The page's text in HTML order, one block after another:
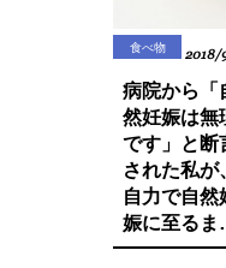
食べ物 2018/
病院から「
然妊娠は無
です」と断
された私が
自力で自然
娠に至るま
に実践した